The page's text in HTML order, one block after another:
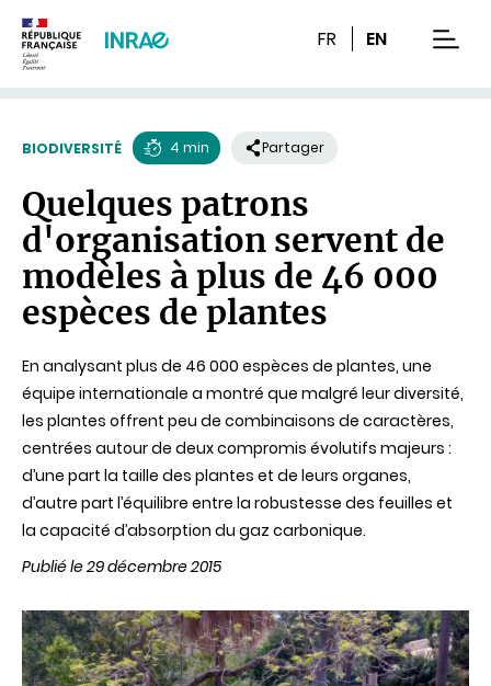
FR EN
BIODIVERSITÉ
de
lecture
4 min Partager
Quelques patrons
d'organisation servent de
modèles à plus de 46 000
espèces de plantes
En analysant plus de 46 000 espèces de plantes, une
équipe internationale a montré que malgré leur diversité,
les plantes offrent peu de combinaisons de caractères,
centrées autour de deux compromis évolutifs majeurs :
d’une part la taille des plantes et de leurs organes,
d’autre part l’équilibre entre la robustesse des feuilles et
la capacité d’absorption du gaz carbonique.
Publié le 29 décembre 2015